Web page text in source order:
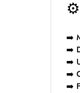
⚙️
➡️
➡️
➡️
➡️
➡️